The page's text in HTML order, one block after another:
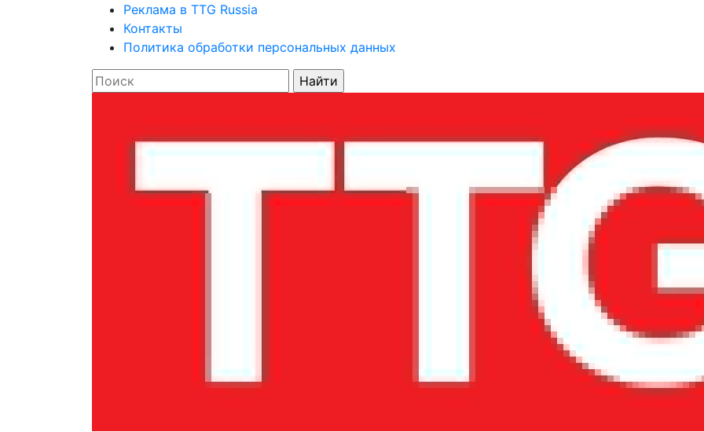
Реклама в TTG Russia
Контакты
Политика обработки персональных данных